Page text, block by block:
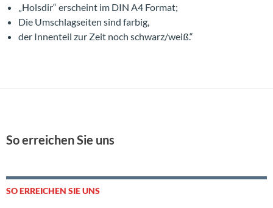
„Holsdir“ erscheint im DIN A4 Format;
Die Umschlagseiten sind farbig,
der Innenteil zur Zeit noch schwarz/weiß.“
So erreichen Sie uns
SO ERREICHEN SIE UNS